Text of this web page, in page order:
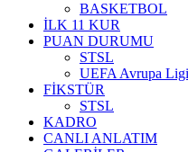
BASKETBOL
İLK 11 KUR
PUAN DURUMU
STSL
UEFA Avrupa Ligi
FİKSTÜR
STSL
KADRO
CANLI ANLATIM